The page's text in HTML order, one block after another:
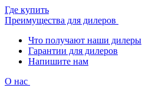
Где купить
Преимущества для дилеров
Что получают наши дилеры
Гарантии для дилеров
Напишите нам
О нас